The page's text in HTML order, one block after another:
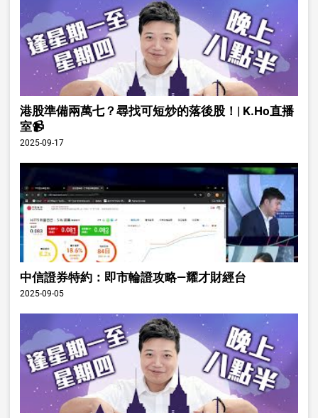
港股準備兩萬七？尋找可短炒的落後股！| K.Ho直播
室📹
2025-09-17
中信證券特約：即市輪證攻略—耀才財經台
2025-09-05